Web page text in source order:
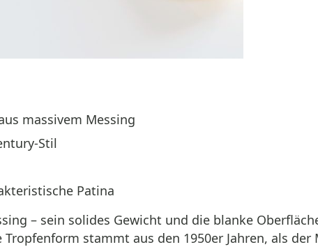
massivem Messing
Stil
Patina
– sein solides Gewicht und die blanke
stammt aus den 1950er Jahren, als